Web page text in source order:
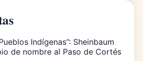
Indígenas”: Sheinbaum
de nombre al Paso de Cortés